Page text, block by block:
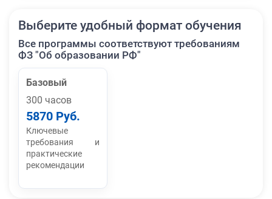
Выберите удобный формат обучения
Все программы соответствуют требованиям
ФЗ "Об образовании РФ"
Базовый
300 часов
5870 Руб.
Ключевые
требования и
практические
рекомендации